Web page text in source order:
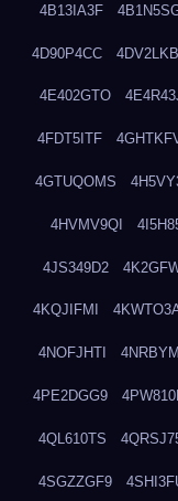
4B13IA3F
4D90P4CC
4E402GTO
4FDT5ITF
4GTUQOMS
4HVMV9QI
4JS349D2
4KQJIFMI
4NOFJHTI
4PE2DGG9
4QL610TS
4SGZZGF9